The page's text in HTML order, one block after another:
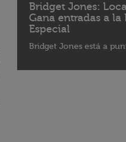
Bridget Jones:
Gana entradas a la
Especial
Bridget Jones está a